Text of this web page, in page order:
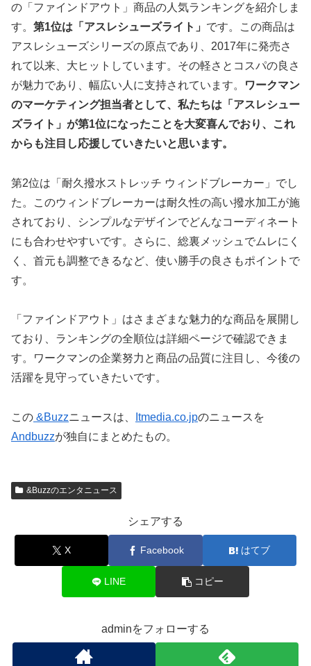
の「ファインドアウト」商品の人気ランキングを紹介しま
す。 第1位は「アスレシューズライト」 です。この商品は
アスレシューズシリーズの原点であり、2017年に発売さ
れて以来、大ヒットしています。その軽さとコスパの良さ
が魅力であり、幅広い人に支持されています。
ワークマン
のマーケティング担当者として、私たちは「アスレシュー
ズライト」が第1位になったことを大変喜んでおり、これ
からも注目し応援していきたいと思います。
第2位は「耐久撥水ストレッチ ウィンドブレーカー」でし
た。このウィンドブレーカーは耐久性の高い撥水加工が施
されており、シンプルなデザインでどんなコーディネート
にも合わせやすいです。さらに、総裏メッシュでムレにく
く、首元も調整できるなど、使い勝手の良さもポイントで
す。
「ファインドアウト」はさまざまな魅力的な商品を展開し
ており、ランキングの全順位は詳細ページで確認できま
す。ワークマンの企業努力と商品の品質に注目し、今後の
活躍を見守っていきたいです。
この &Buzzニュースは、 Itmedia.co.jpのニュースを
Andbuzzが独自にまとめたもの。
&Buzzのエンタニュース
シェアする
X Facebook はてブ
LINE コピー
adminをフォローする